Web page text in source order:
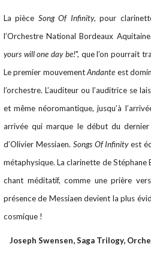
La pièce Song Of Infinity, pour
l’Orchestre National Bordeaux
yours will one day be!", que l’on pourrait
Le premier mouvementAndante est
l’orchestre. L’auditeur ou l’auditrice se
et même néoromantique, jusqu’à
arrivée qui marque le début du dernier
d’Olivier Messiaen. Songs Of Infinityest
métaphysique. La clarinette de
chant méditatif, comme une prière
présence de Messiaen devient la plus
cosmique !
Joseph Swensen, Saga Trilogy,